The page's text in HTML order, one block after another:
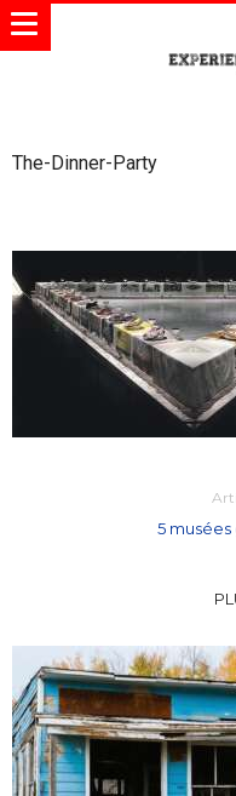
The-Dinner-Party
5 musées